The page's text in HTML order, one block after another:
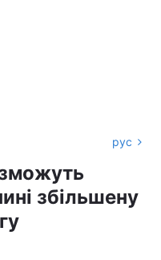
рус
збільшену